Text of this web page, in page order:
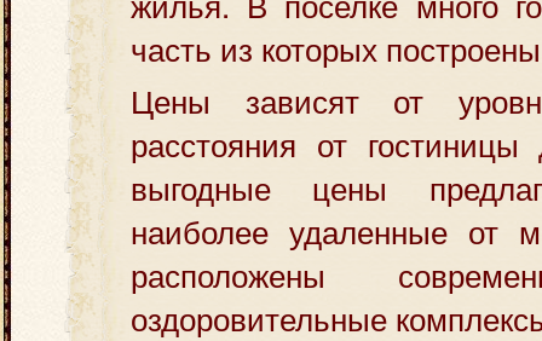
часть из которых
Цены зависят от
расстояния от
выгодные цены
наиболее удаленные от
расположены
оздоровительные